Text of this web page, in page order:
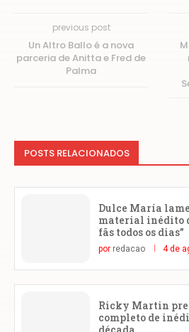
previous post
Un Altro Ballo é a nova
parceria de Anitta e Fred de
Palma
POSTS RELACIONADOS
Dulce María
material inédito
fãs todos os dias”
por redacao 4 de
Ricky Martin
completo de